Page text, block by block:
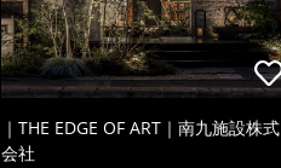
｜THE EDGE OF ART｜南九施設株式
会社